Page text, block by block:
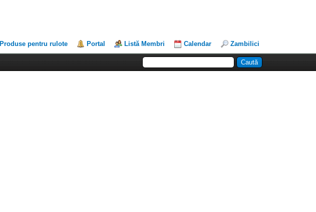
Produse pentru rulote Portal Listă Membri Calendar Zambilici